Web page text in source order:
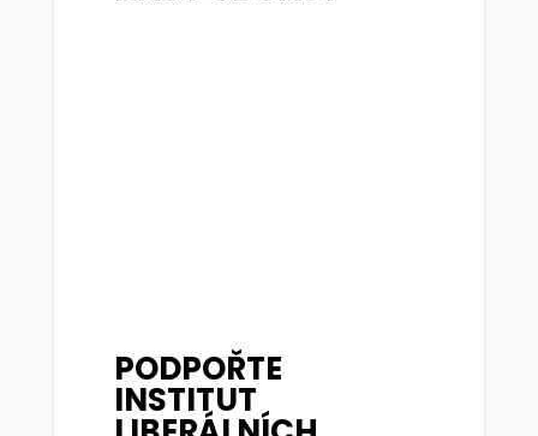
PODPOŘTE
INSTITUT